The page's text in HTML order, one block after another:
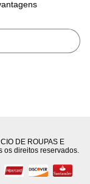
DE ROUPAS E
os direitos reservados.